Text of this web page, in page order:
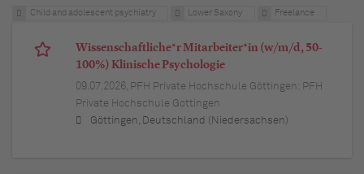
Child and adolescent psychiatry Lower Saxony Freelance
Wissenschaftliche*r Mitarbeiter*in (w/m/d, 50-
100%) Klinische Psychologie
09.07.2026, PFH Private Hochschule Göttingen: PFH
Private Hochschule Gottingen
Göttingen, Deutschland (Niedersachsen)